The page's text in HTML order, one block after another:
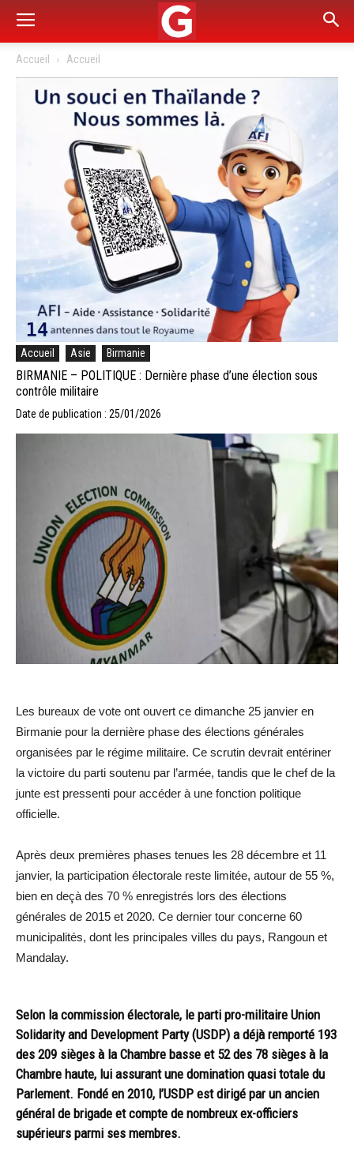
Accueil Accueil
Accueil Asie Birmanie
BIRMANIE – POLITIQUE : Dernière phase d’une élection sous
contrôle militaire
Date de publication : 25/01/2026
Les bureaux de vote ont ouvert ce dimanche 25 janvier en
Birmanie pour la dernière phase des élections générales
organisées par le régime militaire. Ce scrutin devrait entériner
la victoire du parti soutenu par l’armée, tandis que le chef de la
junte est pressenti pour accéder à une fonction politique
officielle.
Après deux premières phases tenues les 28 décembre et 11
janvier, la participation électorale reste limitée, autour de 55 %,
bien en deçà des 70 % enregistrés lors des élections
générales de 2015 et 2020. Ce dernier tour concerne 60
municipalités, dont les principales villes du pays, Rangoun et
Mandalay.
Selon la commission électorale, le parti pro-militaire Union
Solidarity and Development Party (USDP) a déjà remporté 193
des 209 sièges à la Chambre basse et 52 des 78 sièges à la
Chambre haute, lui assurant une domination quasi totale du
Parlement. Fondé en 2010, l’USDP est dirigé par un ancien
général de brigade et compte de nombreux ex-officiers
supérieurs parmi ses membres.